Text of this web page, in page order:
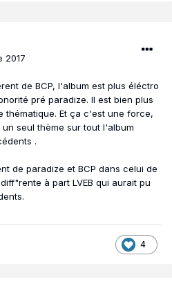
2017
de BCP, l'album est plus éléctro
pré paradize. Il est bien plus
thématique. Et ça c'est une force,
seul thème sur tout l'album
.
de paradize et BCP dans celui de
à part LVEB qui aurait pu
4